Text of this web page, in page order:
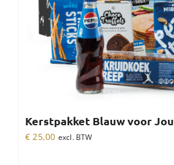
Kerstpakket Blauw voor Jou
€ 25,00 excl. BTW